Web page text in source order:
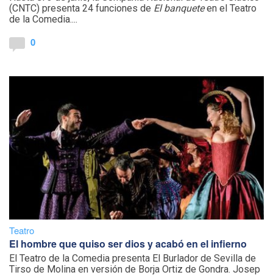
(CNTC) presenta 24 funciones de El banqueteen el Teatro
de la Comedia....
0
Teatro
El hombre que quiso ser dios y acabó en el infierno
El Teatro de la Comedia presenta El Burlador de Sevilla de
Tirso de Molina en versión de Borja Ortiz de Gondra. Josep